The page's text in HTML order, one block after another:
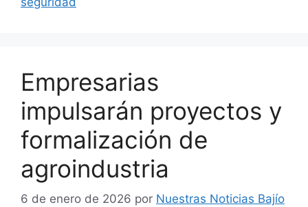
Empresarias
impulsarán proyectos y
formalización de
agroindustria
6 de enero de 2026 por Nuestras Noticias Bajío